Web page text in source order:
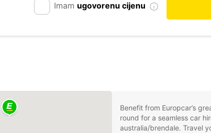
Imam ugovorenu cijenu
Benefit from Europcar’s
round for a seamless car
australia/brendale. Travel